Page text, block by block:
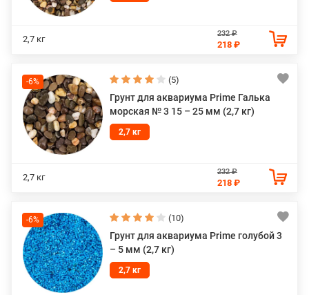
2,7 кг
232 ₽
218 ₽
-6% (5)
Грунт для аквариума Prime Галька
морская № 3 15 – 25 мм (2,7 кг)
2,7 кг
2,7 кг
232 ₽
218 ₽
-6% (10)
Грунт для аквариума Prime голубой 3
– 5 мм (2,7 кг)
2,7 кг